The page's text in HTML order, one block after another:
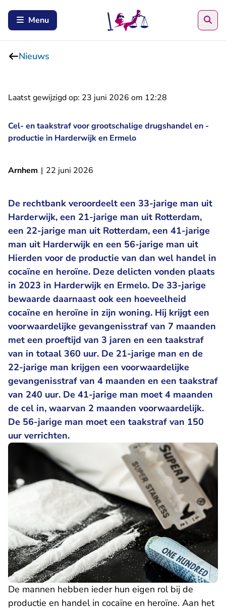
Menu
Nieuws
Laatst gewijzigd op: 23 juni 2026 om 12:28
Cel- en taakstraf voor grootschalige drugshandel en -
productie in Harderwijk en Ermelo
Arnhem | 22 juni 2026
De rechtbank veroordeelt een 33-jarige man uit
Harderwijk, een 21-jarige man uit Rotterdam,
een 22-jarige man uit Rotterdam, een 41-jarige
man uit Harderwijk en een 56-jarige man uit
Hierden voor de productie van dan wel handel in
cocaïne en heroïne. Deze delicten vonden plaats
in 2023 in Harderwijk en Ermelo. De 33-jarige
bewaarde daarnaast ook een hoeveelheid
cocaïne en heroïne in zijn woning. Hij krijgt een
voorwaardelijke gevangenisstraf van 7 maanden
met een proeftijd van 3 jaren en een taakstraf
van in totaal 360 uur. De 21-jarige man en de
22-jarige man krijgen een voorwaardelijke
gevangenisstraf van 4 maanden en een taakstraf
van 240 uur. De 41-jarige man moet 4 maanden
de cel in, waarvan 2 maanden voorwaardelijk.
De 56-jarige man moet een taakstraf van 150
uur verrichten.
De mannen hebben ieder hun eigen rol bij de
productie en handel in cocaïne en heroïne. Aan het